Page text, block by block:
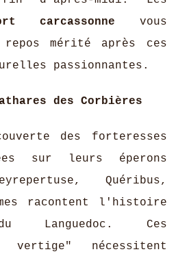
carcassonne vous
mérité après ces
passionnantes.
des Corbières
des forteresses
sur leurs éperons
Quéribus,
racontent l'histoire
du Languedoc. Ces
vertige" nécessitent